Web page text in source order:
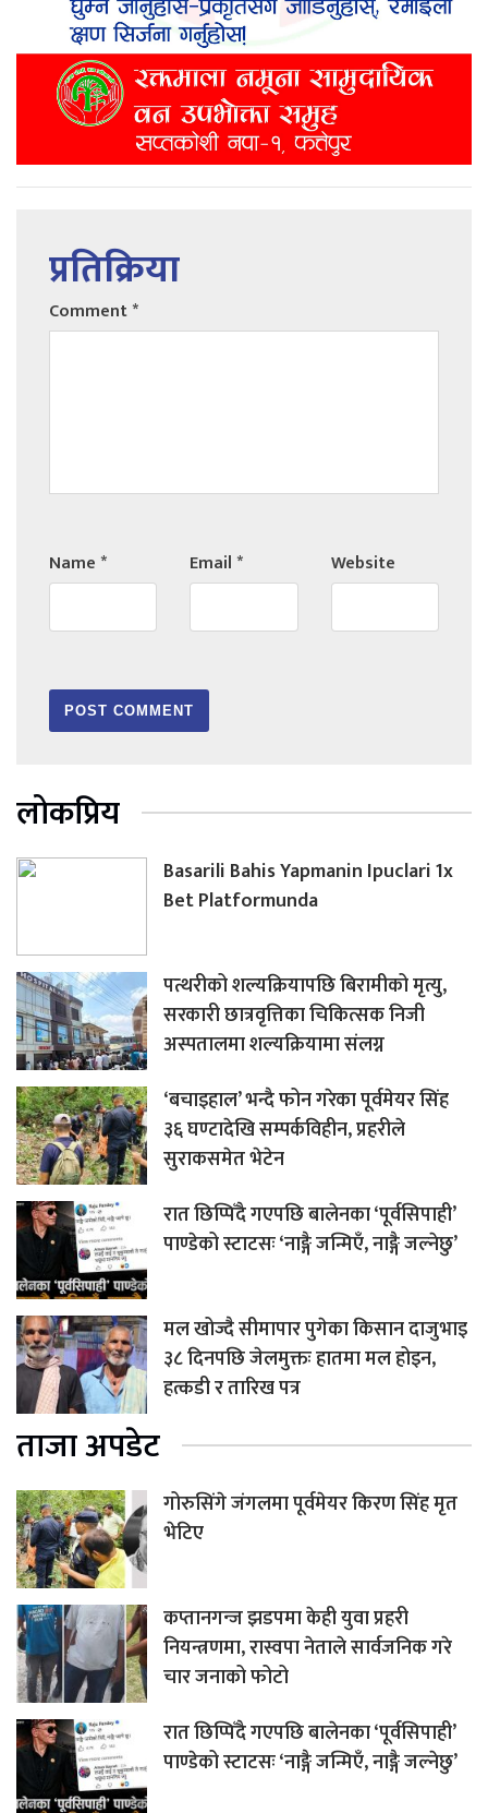
प्रतिक्रिया
Comment*
Name* Email* Website
लोकप्रिय
Basarili Bahis Yapmanin Ipuclari 1x
Bet Platformunda
पत्थरीको शल्यक्रियापछि बिरामीको मृत्यु,
सरकारी छात्रवृत्तिका चिकित्सक निजी
अस्पतालमा शल्यक्रियामा संलग्न
‘बचाइहाल’ भन्दै फोन गरेका पूर्वमेयर सिंह
३६ घण्टादेखि सम्पर्कविहीन, प्रहरीले
सुराकसमेत भेटेन
रात छिप्पिँदै गएपछि बालेनका ‘पूर्वसिपाही’
पाण्डेको स्टाटसः ‘नाङ्गै जन्मिएँ, नाङ्गै जल्नेछु’
मल खोज्दै सीमापार पुगेका किसान दाजुभाइ
३८ दिनपछि जेलमुक्तः हातमा मल होइन,
हत्कडी र तारिख पत्र
ताजा अपडेट
गोरुसिंगे जंगलमा पूर्वमेयर किरण सिंह मृत
भेटिए
कप्तानगन्ज झडपमा केही युवा प्रहरी
नियन्त्रणमा, रास्वपा नेताले सार्वजनिक गरे
चार जनाको फोटो
रात छिप्पिँदै गएपछि बालेनका ‘पूर्वसिपाही’
पाण्डेको स्टाटसः ‘नाङ्गै जन्मिएँ, नाङ्गै जल्नेछु’